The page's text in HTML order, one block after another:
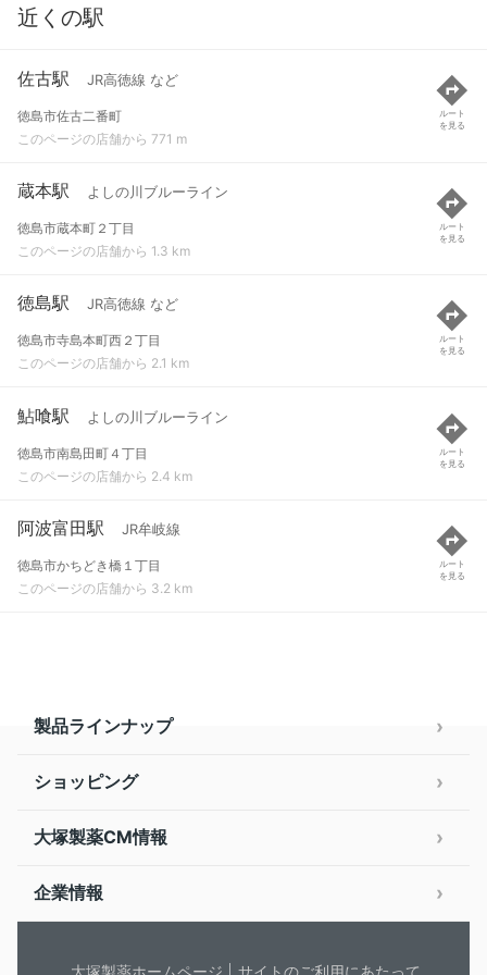
近くの駅
佐古駅 JR高徳線 など
徳島市佐古二番町
このページの店舗から 771 m
ルート
を見る
蔵本駅 よしの川ブルーライン
徳島市蔵本町２丁目
このページの店舗から 1.3 km
ルート
を見る
徳島駅 JR高徳線 など
徳島市寺島本町西２丁目
このページの店舗から 2.1 km
ルート
を見る
鮎喰駅 よしの川ブルーライン
徳島市南島田町４丁目
このページの店舗から 2.4 km
ルート
を見る
阿波富田駅 JR牟岐線
徳島市かちどき橋１丁目
このページの店舗から 3.2 km
ルート
を見る
製品ラインナップ
ショッピング
大塚製薬CM情報
企業情報